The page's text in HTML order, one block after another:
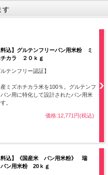
す
料込】グルテンフリーパン用米粉 ミ
チカラ ２０ｋｇ
ルテンフリー認証】
ミズホチカラ米を100％。グルテンフ
パン用に特化して設計されたパン用米
。
価格:12,771円(税込)
料込】《国産米 パン用米粉》 瑞
ン用米粉 20ｋｇ